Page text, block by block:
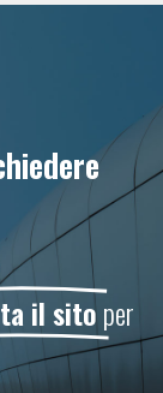
il sitoper